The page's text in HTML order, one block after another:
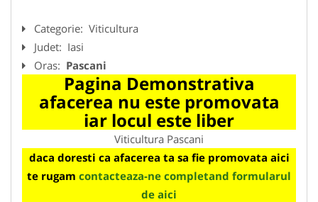
Categorie: Viticultura
Judet: Iasi
Oras: Pascani
Pagina Demonstrativa
afacerea nu este promovata
iar locul este liber
Viticultura Pascani
daca doresti ca afacerea ta sa fie promovata aici
te rugam contacteaza-ne completand formularul
de aici